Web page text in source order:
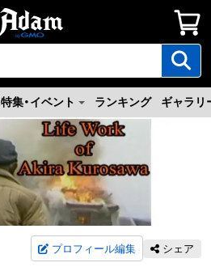
特集・イベント ランキング ギャラリ
プロフィール編集 シェア